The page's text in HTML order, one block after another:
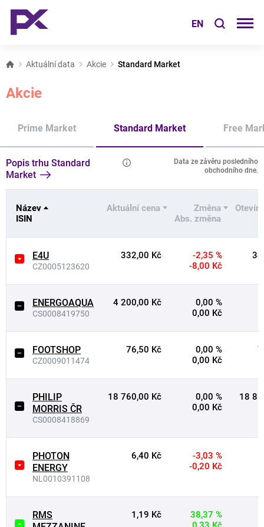
EN
Aktuální data Akcie Standard Market
Akcie
Prime Market Standard Market Free
Popis trhu Standard
Market
Data ze závěru posledního
obchodního dne.
Název
ISIN
Aktuální cena
Změna
Abs. změna
E4U
CZ0005123620
332,00 Kč
-2,35 %
-8,00 Kč
ENERGOAQUA
CS0008419750
4 200,00 Kč
0,00 %
0,00 Kč
FOOTSHOP
CZ0009011474
76,50 Kč
0,00 %
0,00 Kč
PHILIP
MORRIS ČR
CS0008418869
18 760,00 Kč
0,00 %
0,00 Kč
18
PHOTON
ENERGY
NL0010391108
6,40 Kč
-3,03 %
-0,20 Kč
RMS
1,19 Kč
38,37 %